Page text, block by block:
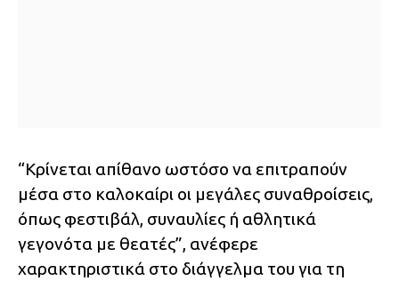
“Κρίνεται απίθανο ωστόσο να επιτραπούν
μέσα στο καλοκαίρι οι μεγάλες συναθροίσεις,
όπως φεστιβάλ, συναυλίες ή αθλητικά
γεγονότα με θεατές”, ανέφερε
χαρακτηριστικά στο διάγγελμα του για τη